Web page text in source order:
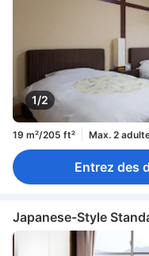
1/2
19 m²/205 ft² Max. 2
Entrez des
Japanese-Style